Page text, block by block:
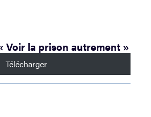
Voir la prison autrement »
Télécharger